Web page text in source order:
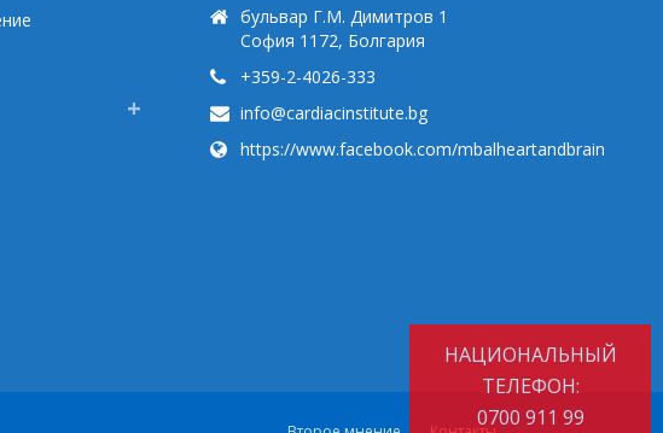
бульвар Г.М. Димитров 1
София 1172, Болгария
+359-2-4026-333
info@cardiacinstitute.bg
https://www.facebook.com/mbalheartandbrain
НАЦИОНАЛЬНЫЙ
ТЕЛЕФОН:
0700 911 99